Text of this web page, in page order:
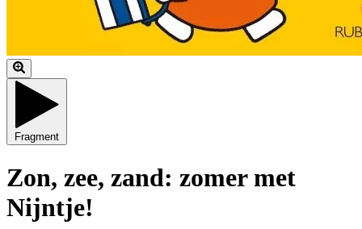
Fragment
Zon, zee, zand: zomer met
Nijntje!